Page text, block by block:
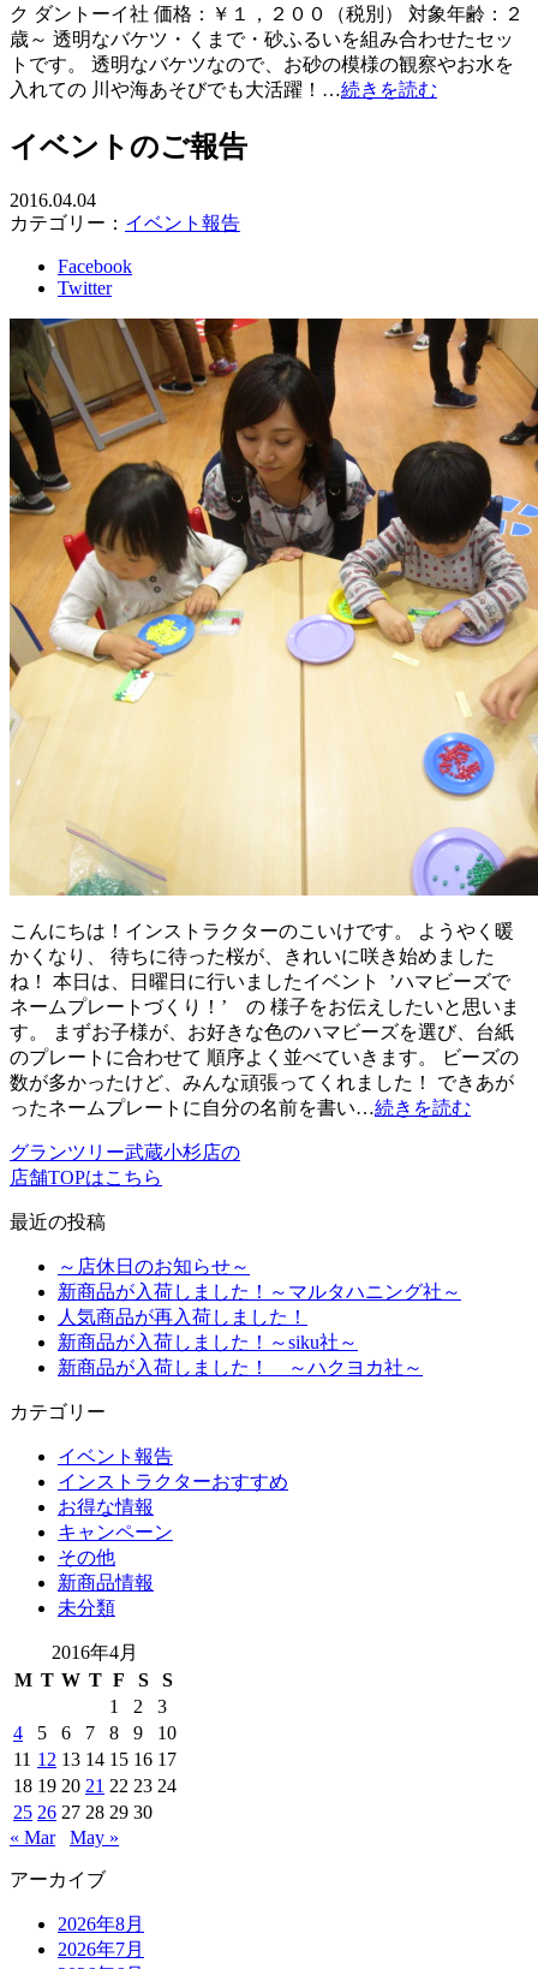
ク ダントーイ社 価格：￥１，２００（税別） 対象年齢：２
歳～ 透明なバケツ・くまで・砂ふるいを組み合わせたセッ
トです。 透明なバケツなので、お砂の模様の観察やお水を
入れての 川や海あそびでも大活躍！…続きを読む
イベントのご報告
2016.04.04
カテゴリー： イベント報告
Facebook
Twitter
こんにちは！インストラクターのこいけです。 ようやく暖
かくなり、 待ちに待った桜が、きれいに咲き始めました
ね！ 本日は、日曜日に行いましたイベント ’ハマビーズで
ネームプレートづくり！’ の 様子をお伝えしたいと思いま
す。 まずお子様が、お好きな色のハマビーズを選び、台紙
のプレートに合わせて 順序よく並べていきます。 ビーズの
数が多かったけど、みんな頑張ってくれました！ できあが
ったネームプレートに自分の名前を書い…続きを読む
グランツリー武蔵小杉店の
店舗TOPはこちら
最近の投稿
～店休日のお知らせ～
新商品が入荷しました！～マルタハニング社～
人気商品が再入荷しました！
新商品が入荷しました！～siku社～
新商品が入荷しました！ ～ハクヨカ社～
カテゴリー
イベント報告
インストラクターおすすめ
お得な情報
キャンペーン
その他
新商品情報
未分類
2016年4月
M T W T F S
S
1
2
3
4
5 6 7 8 9
10
11 12 13 14 15 16 17
18 19 20 21 22 23 24
25 26 27 28 29 30
« Mar
May »
アーカイブ
2026年8月
2026年7月